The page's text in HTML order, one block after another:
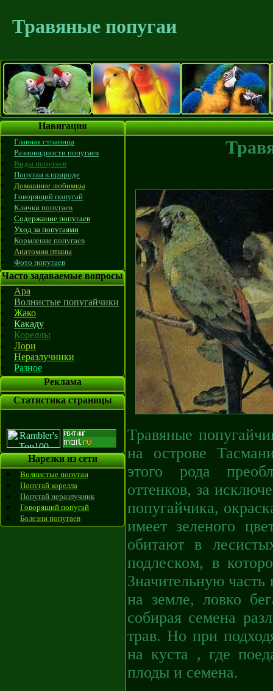
Травяные попугаи
Навигация
Главная страница
Разновидности попугаев
Виды попугаев
Попугаи в природе
Домашние любимцы
Говорящий попугай
Клички попугаев
Содержание попугаев
Уход за попугаями
Кормление попугаев
Анатомия птицы
Фото попугаев
Часто задаваемые вопросы
Ара
Волнистые попугайчики
Жако
Какаду
Кореллы
Лори
Неразлучники
Разное
Реклама
Статистика страницы
Нарезки из сети
Волнистые попугаи
Попугай корелла
Попугай неразлучник
Говорящий попугай
Болезни попугаев
Травяные
на острове
этого рода
оттенков, за
попугайчика,
имеет зеленого
обитают в
подлеском, в
Значительную часть
на земле, ловко
собирая семена
трав. Но при
на куста , где
плоды и семена.